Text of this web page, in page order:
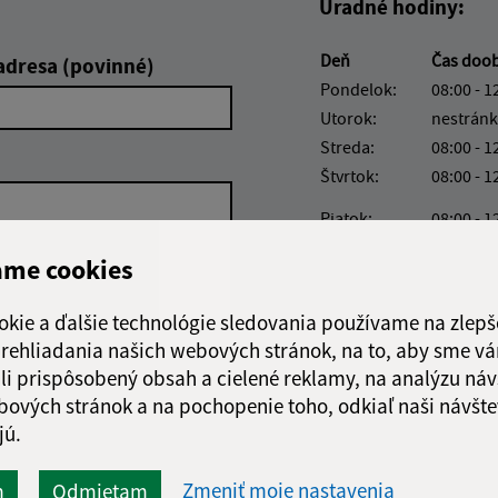
cookies
a ďalšie technológie sledovania používame na
našich webových stránok, na to, aby sme
prispôsobený obsah a cielené reklamy, na analýzu
stránok a na pochopenie toho, odkiaľ naši
Odmietam Zmeniť moje nastavenia
(povinné)
Google reCaptcha Response
Odoslať správu
Úradné hodiny:
Deň Čas
Pondelok:
08:00 -
Utorok:
Streda:
08:00 -
Štvrtok:
08:00 -
Piatok:
08:00 -